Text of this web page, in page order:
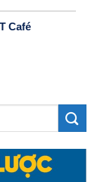
Café